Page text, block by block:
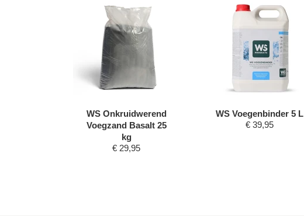
WS Onkruidwerend
Voegzand Basalt 25
kg
€ 29,95
WS Voegenbinder 5 L
€ 39,95